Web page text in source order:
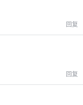
回复
回复